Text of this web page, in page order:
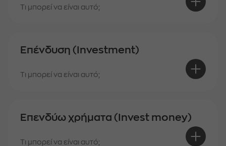
Τι μπορεί να είναι αυτό;
Επένδυση (Investment)
Τι μπορεί να είναι αυτό;
Επενδύω χρήματα (Invest money)
Τι μπορεί να είναι αυτό;